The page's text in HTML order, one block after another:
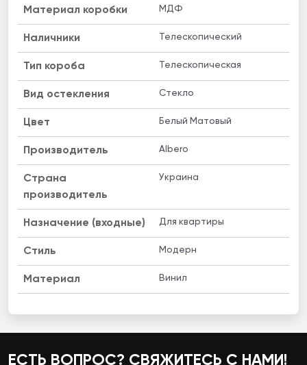
Материал коробки МДФ
Наличники Телескопический
Тип короба Телескопическая
Вид остекления Стекло
Цвет Белый Матовый
Производитель Albero
Страна
производитель
Украина
Назначение (входные) Для квартиры
Стиль Модерн
Материал Винил
ЕСТЬ ВОПРОС? СВЯЖИТЕСЬ С НАМИ!